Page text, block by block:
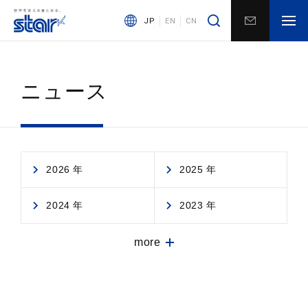
JP EN CN
ニュース
2026 年 2025 年
2024 年 2023 年
more